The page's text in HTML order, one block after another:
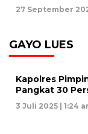
27 September
GAYO LUES
Kapolres
Pangkat 30
3 Juli 2025 | 1:24